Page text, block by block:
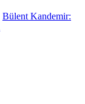
Bülent Kandemir: